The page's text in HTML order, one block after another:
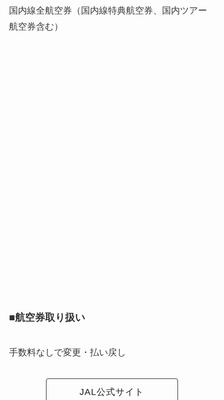
国内線全航空券（国内線特典航空券、国内ツアー
航空券含む）
■航空券取り扱い
手数料なしで変更・払い戻し
JAL公式サイト